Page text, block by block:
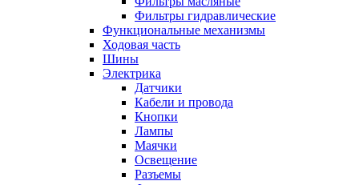
Фильтры гидравлические
Функциональные механизмы
Ходовая часть
Шины
Электрика
Датчики
Кабели и провода
Кнопки
Лампы
Маячки
Освещение
Разъемы